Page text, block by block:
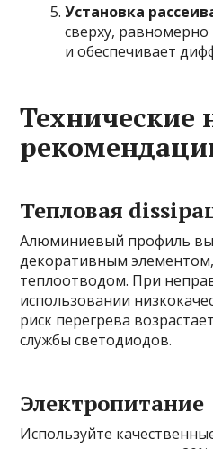
Установка
сверху,
и обеспечивает
Тепловая
Алюминиевый профиль
декоративным
теплоотводом. При
использовании
риск перегрева
службы светодиодов.
Электропитание
Используйте